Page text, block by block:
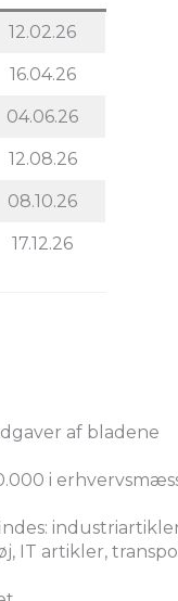
12.02.26
16.04.26
04.06.26
12.08.26
08.10.26
17.12.26
af bladene
i
IT artikler,